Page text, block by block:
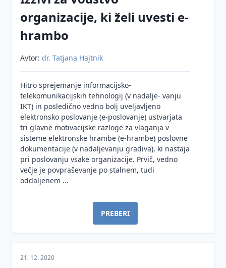
organizacije, ki želi uvesti e-
hrambo
Avtor: dr. Tatjana Hajtnik
Hitro sprejemanje informacijsko-
telekomunikacijskih tehnologij (v nadalje- vanju
IKT) in posledično vedno bolj uveljavljeno
elektronsko poslovanje (e-poslovanje) ustvarjata
tri glavne motivacijske razloge za vlaganja v
sisteme elektronske hrambe (e-hrambe) poslovne
dokumentacije (v nadaljevanju gradiva), ki nastaja
pri poslovanju vsake organizacije. Prvič, vedno
večje je povpraševanje po stalnem, tudi
oddaljenem ...
PREBERI
21. 12. 2020